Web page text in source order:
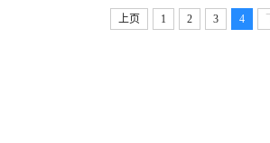
上页 1 2 3 4